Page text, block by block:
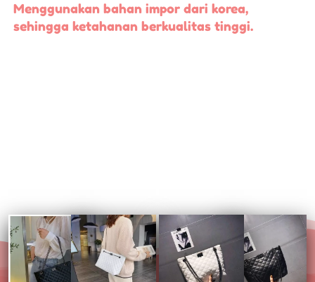
Menggunakan bahan impor dari korea,
sehingga ketahanan berkualitas tinggi.